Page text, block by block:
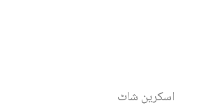
اسکرین شاٹ